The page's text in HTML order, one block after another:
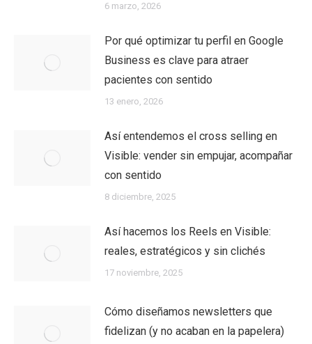
6 marzo, 2026
Por qué optimizar tu perfil en Google
Business es clave para atraer
pacientes con sentido
13 enero, 2026
Así entendemos el cross selling en
Visible: vender sin empujar, acompañar
con sentido
8 diciembre, 2025
Así hacemos los Reels en Visible:
reales, estratégicos y sin clichés
17 noviembre, 2025
Cómo diseñamos newsletters que
fidelizan (y no acaban en la papelera)